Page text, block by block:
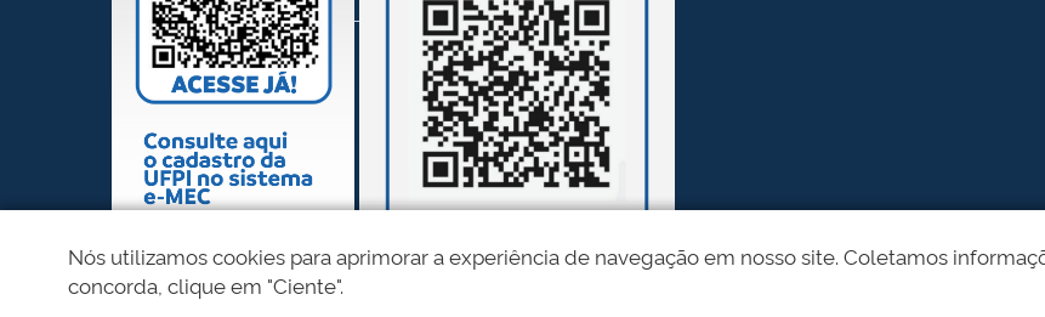
Nós utilizamos cookies para aprimorar a experiência de navegação em nosso site. Coletamos
concorda, clique em "Ciente".